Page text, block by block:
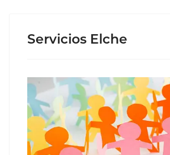
Servicios Elche